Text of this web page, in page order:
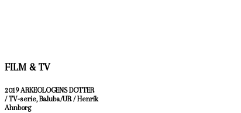
FILM & TV
2019 ARKEOLOGENS DOTTER
/TV-serie, Baluba/UR / Henrik
Ahnborg